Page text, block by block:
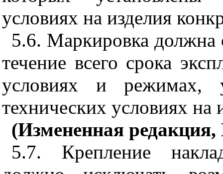
условиях на изделия
5.6. Маркировка должна
течение всего срока
условиях и режимах,
технических условиях на
(Измененная
5.7. Крепление